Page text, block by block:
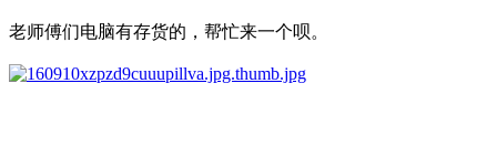
老师傅们电脑有存货的，帮忙来一个呗。